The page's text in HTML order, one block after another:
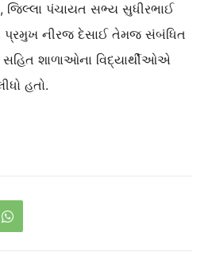
જિલ્લા પંચાયત સભ્ય સુધીરભાઈ
પ્રમુખ નીરજ દેસાઈ તેમજ સંબંધિત
શાળાઓના વિદ્યાર્થીઓએ
હતો.